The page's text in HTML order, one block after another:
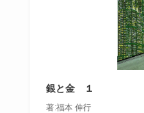
銀と金 １
著:福本 伸行